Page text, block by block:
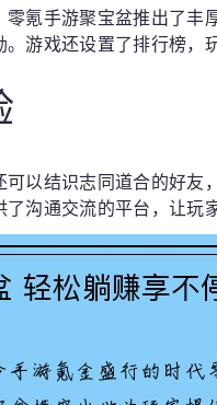
氪手游聚宝盆推出了
游戏还设置了排行榜
以结识志同道合的好
沟通交流的平台，让玩